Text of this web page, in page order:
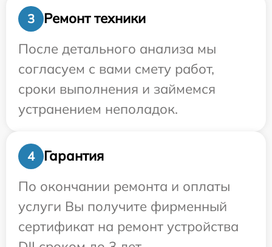
3
Ремонт техники
После детального анализа мы
согласуем с вами смету работ,
сроки выполнения и займемся
устранением неполадок.
4
Гарантия
По окончании ремонта и оплаты
услуги Вы получите фирменный
сертификат на ремонт устройства